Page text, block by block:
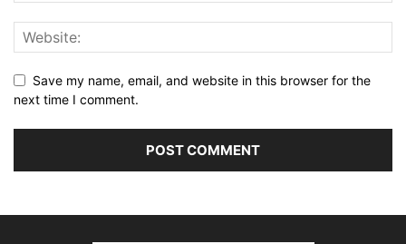
Save my name, email, and website in this browser for the
next time I comment.